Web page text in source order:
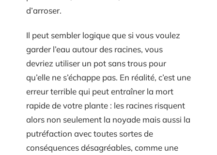
d’arroser.
Il peut sembler logique que si vous voulez
garder l’eau autour des racines, vous
devriez utiliser un pot sans trous pour
qu’elle ne s’échappe pas. En réalité, c’est une
erreur terrible qui peut entraîner la mort
rapide de votre plante : les racines risquent
alors non seulement la noyade mais aussi la
putréfaction avec toutes sortes de
conséquences désagréables, comme une